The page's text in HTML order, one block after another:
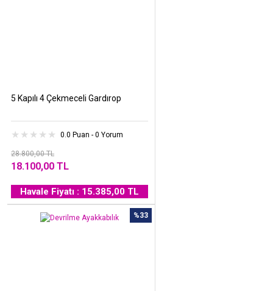
5 Kapılı 4 Çekmeceli Gardırop
0.0 Puan - 0 Yorum
28.800,00 TL
18.100,00 TL
Havale Fiyatı : 15.385,00 TL
%33